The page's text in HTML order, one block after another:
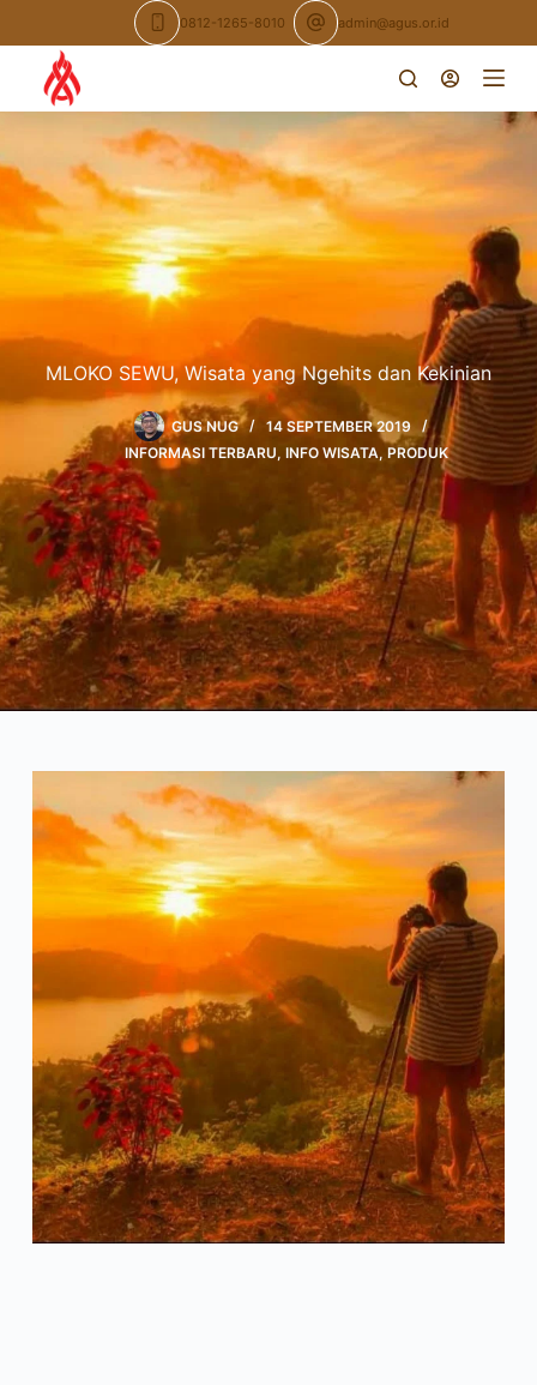
to
content
0812-1265-8010 admin@agus.or.id
MLOKO SEWU, Wisata yang Ngehits dan Kekinian
GUS NUG
14 SEPTEMBER 2019
INFORMASI TERBARU, INFO WISATA, PRODUK